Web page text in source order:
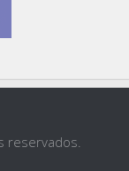
reservados.